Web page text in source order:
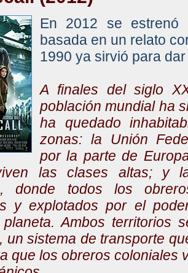
En 2012 se estrenó
basada en un relato
1990 ya sirvió para
A finales del siglo
población mundial ha
ha quedado
zonas: la Unión
por la parte de
las clases altas; y
donde todos los
y explotados por el
Ambos territorios
un sistema de transporte
que los obreros coloniales